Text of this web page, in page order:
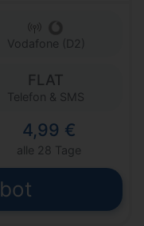
Vodafone (D2)
FLAT
Telefon & SMS
4,99 €
alle 28 Tage